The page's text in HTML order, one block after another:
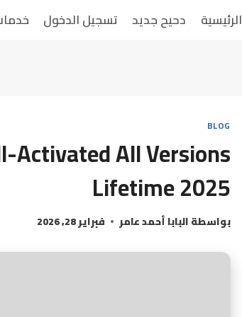
الرئيسية دحيح جديد تسجيل الدخول
BLOG
Activated All Versions
Lifetime 2025
بواسطةالبابا أحمد عامر فبراير 28, 2026